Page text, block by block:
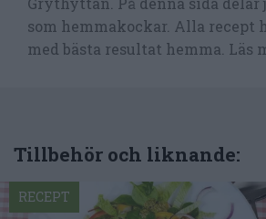
som hemmakockar. Alla recept
med bästa resultat hemma. Läs
Tillbehör och liknande:
RECEPT